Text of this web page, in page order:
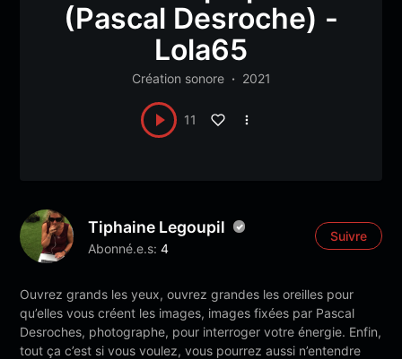
(Pascal Desroche) -
Lola65
Création sonore 2021
11
Tiphaine Legoupil
Abonné.e.s: 4
Suivre
Ouvrez grands les yeux, ouvrez grandes les oreilles pour
qu’elles vous créent les images, images fixées par Pascal
Desroches, photographe, pour interroger votre énergie. Enfin,
tout ça c’est si vous voulez, vous pourrez aussi n’entendre